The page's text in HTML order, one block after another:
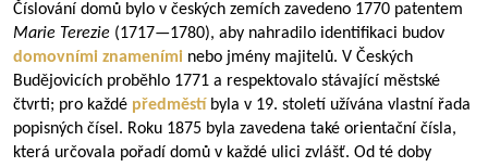
Číslování domů bylo v českých zemích zavedeno 1770 patentem
Marie Terezie (1717—1780), aby nahradilo identifikaci budov
domovními znameními nebo jmény majitelů. V Českých
Budějovicích proběhlo 1771 a respektovalo stávající městské
čtvrti; pro každé předměstí byla v 19. století užívána vlastní řada
popisných čísel. Roku 1875 byla zavedena také orientační čísla,
která určovala pořadí domů v každé ulici zvlášť. Od té doby